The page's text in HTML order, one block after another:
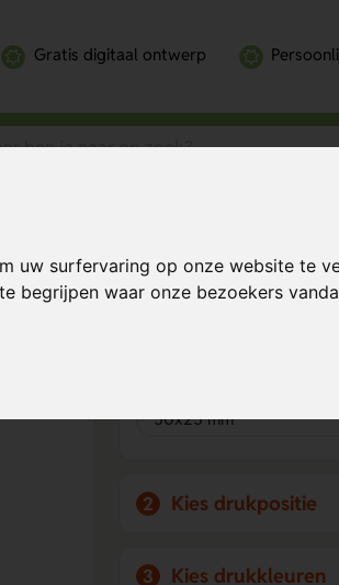
uw surfervaring op onze website te
begrijpen waar onze bezoekers
Gratis digitaal ontwerp
Bereken mijn prijs
2 Kies drukpositie
3 Kies drukkleuren